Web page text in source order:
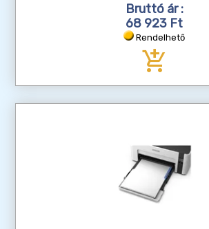
Bruttó ár :
68 923 Ft
Rendelhető
add_shopping_cart